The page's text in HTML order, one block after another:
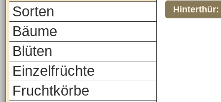
Sorten
Bäume
Blüten
Einzelfrüchte
Fruchtkörbe